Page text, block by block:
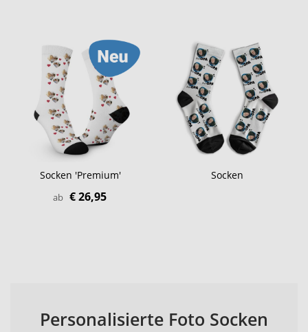
Socken 'Premium'
ab € 26,95
Socken
Personalisierte Foto Socken